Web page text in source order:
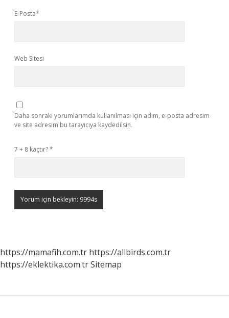
E-Posta*
Web Sitesi
Daha sonraki yorumlarımda kullanılması için adım, e-posta adresim
ve site adresim bu tarayıcıya kaydedilsin.
7 + 8 kaçtır?*
https://mamafih.com.tr https://allbirds.com.tr
https://eklektika.com.trSitemap